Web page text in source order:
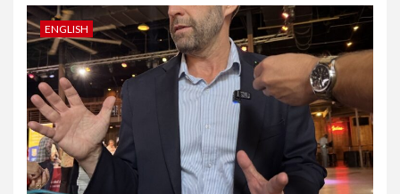
ENGLISH
6
HOGAR Y SALUD
Gas radón exige atención de